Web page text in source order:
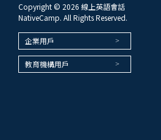
Copyright © 2026 線上英語會話
NativeCamp. All Rights Reserved.
企業用戶
教育機構用戶